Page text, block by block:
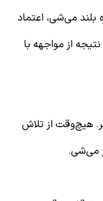
می‌شی، اعتماد
از مواجهه با
هیچ‌وقت از تلاش
می‌شی.